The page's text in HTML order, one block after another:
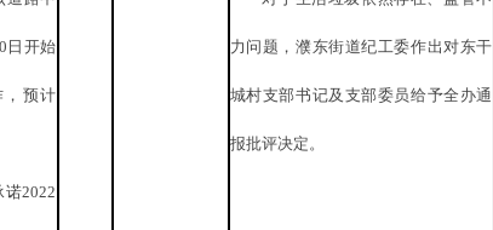
日开始
预计
诺2022
力问题，濮东街道纪工委作出对东干
城村支部书记及支部委员给予全办通
报批评决定。